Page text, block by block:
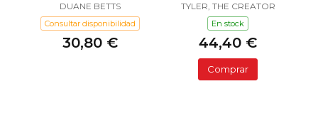
DUANE BETTS
Consultar disponibilidad
30,80 €
TYLER, THE CREATOR
En stock
44,40 €
Comprar